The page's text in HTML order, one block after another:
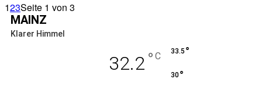
123Seite 1 von 3
MAINZ
Klarer Himmel
32.2 ° C 33.5 °
30°